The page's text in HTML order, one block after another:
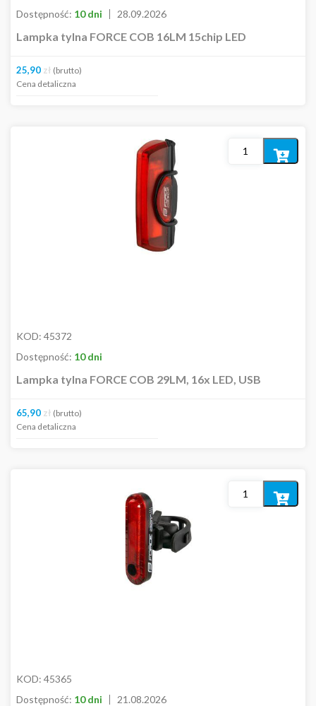
Dostępność: 10 dni 28.09.2026
Lampka tylna FORCE COB 16LM 15chip LED
25,90 zł (brutto)
Cena detaliczna
KOD: 45372
Dostępność: 10 dni
Lampka tylna FORCE COB 29LM, 16x LED, USB
65,90 zł (brutto)
Cena detaliczna
Dodaj
KOD: 45365
Dostępność: 10 dni 21.08.2026
Dodaj